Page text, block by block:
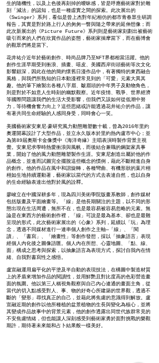
生的隨機性，以及上色後再刻掉的曖昧感，皆是呼應藝術家對於雕
刻「減法」的認知，也是一種虛實之間的探索。此次展出的
《Swinger》系列，看似是曾上杰對年紀相仿的都市青春眾生研調
報告，其實是對於路上行人的匆匆一瞥與隨之帶來的延伸想像；而
此次新展出的《Picture Future》系列則是藝術家刻劃出被藝術
吸引而來的人們在欣賞作品的姿態，藝術家揣摩當下，而在藝博會
的觀眾們將是當下。
花井祐介近年於藝術創作、時尚品牌乃至NFT界都相當活躍。他的
創作生涯早期受到衝浪、插畫、嘻皮、美國西岸街頭藝術等次文化
影響頗深，因此在他的簡約懷舊日漫作品中，有著獨特的東西融合
風格，與我們所熟知的日本動漫裡常見到的「可愛」元素大異其
趣。他的筆下繪製出各種八字眉、皺眉頭的中年男子及動物角色，
則是對於不如意人生時刻的幽默觀察。近年疫情、戰爭、世界經濟
等國際問題讓我們的生活大受影響，但我們又該如何從低潮中努
力，等待機會奮力向上？這些思緒或許能透過花井祐介的作品，讓
有著共同生命經驗的人感同身受，同時會心一笑。
美國藝術家安東尼‧豪研究風力動態雕塑數十載，曾為2016年里約
奧運開幕設計了大型作品，並立永久版本於里約熱內盧市中心；並
為第89屆奧斯卡金像獎中《海洋奇緣》主唱表演時製作背景主視
覺。安東尼求學時熱愛衝浪與風帆，而後結合兼職的鋼架家具事
業，開始了他的風力動態雕塑製作生涯。安東尼創造出屬於他的作
品概念，並進而試圖完全擺脫這些概念的慣例，藉此不斷精進自身
的創作。他的作品在風中和諧旋轉，各種彎曲、有機形狀的葉片栩
栩如生地持續運動著，藝術家以當代的方式去表達自然，也以自身
的生命經驗表達出他對於風的詮釋。
廖峻立在中國深耕多年，現為四川美術學院版畫系教師，創作媒材
包括版畫及平面繪畫等。「線」是他長期關注的主題，以不同的形
態出現在生活周遭，無所不在，也是最容易被容易忽略的元素。無
論是在東西方的藝術創作裡，「線」可說是最為基本、卻也是最難
呈現的形式，此次藝術家展出的《心象》系列，延續以「玩」為理
念，透過不同媒材進行一連串個人創作之主軸—「線」、「閱
讀」、「書寫」、「繪畫性」等創作發想，採以「抽象語言」表現
經個人內化後之圖像語匯。個人內在所想、心靈地圖、「點、線、
面」構成之思考與探索，以抽象語言為表現方式，探討自我內在情
緒、自我對書寫性之感悟。
盧宣融運用扁平化的平塗及半自動的表現技法，在構圖中製造材質
上的矛盾來增加作品的閱讀性，並用鮮艷且對比度高的色彩營造畫
面的氛圍。他以第三人稱視角觀察與自己內心連通的畫面主角，從
當代的切入點感受對人、事、物的好奇心所建築的世界觀，透過不
斷的「變形」尋找真正的自己，並藉此將焦慮的意識得到解放。盧
宣融近期的創作以他所種植的盆景植物的生長與變化為核心，並將
其變成作品故事中的背景元素，他的創作透露出同世代族群常見的
不安焦慮情緒，但也能讓人深刻感受到藝術家勇於面對挑戰的樂觀
期許，期待著未來能和占卜結果般一樣美好。